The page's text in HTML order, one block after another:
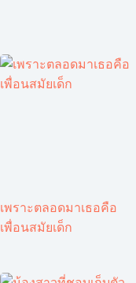
เพราะตลอดมาเธอคือ
เพื่อนสมัยเด็ก